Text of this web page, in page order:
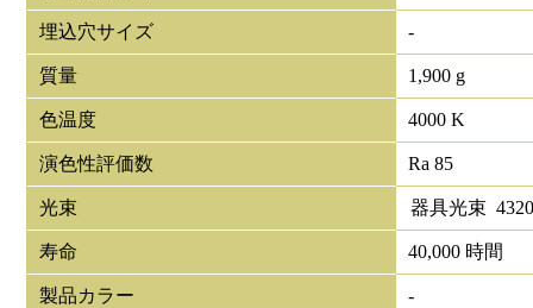
埋込穴サイズ -
質量 1,900 g
色温度 4000 K
演色性評価数 Ra 85
光束 器具光束
寿命 40,000 時間
製品カラー -